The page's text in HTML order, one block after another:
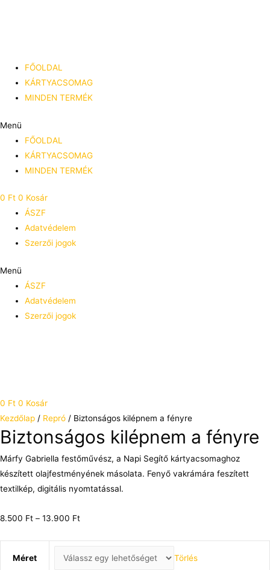
FŐOLDAL
KÁRTYACSOMAG
MINDEN TERMÉK
Menü
FŐOLDAL
KÁRTYACSOMAG
MINDEN TERMÉK
0 Ft 0 Kosár
ÁSZF
Adatvédelem
Szerzői jogok
Menü
ÁSZF
Adatvédelem
Szerzői jogok
0 Ft 0 Kosár
Kezdőlap / Repró / Biztonságos kilépnem a fényre
Biztonságos kilépnem a fényre
Márfy Gabriella festőművész, a Napi Segítő kártyacsomaghoz
készített olajfestményének másolata. Fenyő vakrámára feszített
textilkép, digitális nyomtatással.
8.500 Ft – 13.900 Ft
Méret Törlés